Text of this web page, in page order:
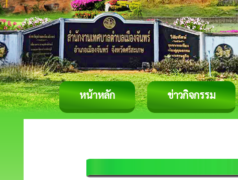
หน้าหลัก ข่าวกิจกรรม